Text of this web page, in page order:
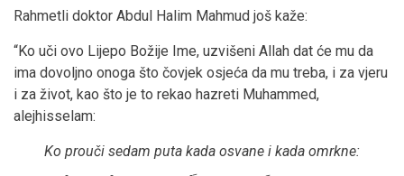
Rahmetli doktor Abdul Halim Mahmud još kaže:
“Ko uči ovo Lijepo Božije Ime, uzvišeni Allah dat će mu da
ima dovoljno onoga što čovjek osjeća da mu treba, i za vjeru
i za život, kao što je to rekao hazreti Muhammed,
alejhisselam:
Ko prouči sedam puta kada osvane i kada omrkne: